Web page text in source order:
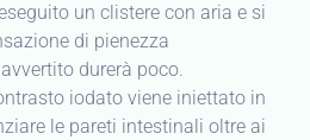
un clistere con aria e si
di pienezza
durerà poco.
iodato viene iniettato in
le pareti intestinali oltre ai